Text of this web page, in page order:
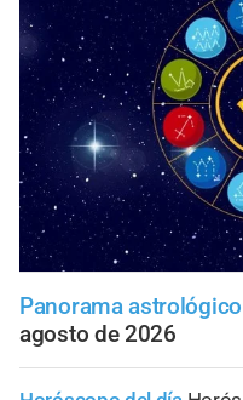
Panorama astrológico
agosto de 2026